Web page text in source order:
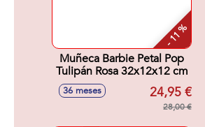
- 11 %
Muñeca Barbie Petal Pop
Tulipán Rosa 32x12x12 cm
36 meses 24,95 €
28,00 €